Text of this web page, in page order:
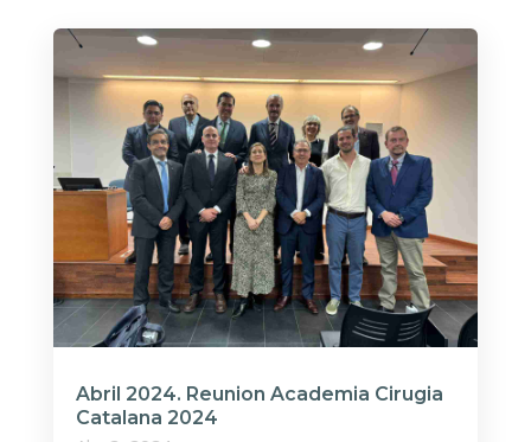
Abril 2024. Reunion Academia Cirugia
Catalana 2024